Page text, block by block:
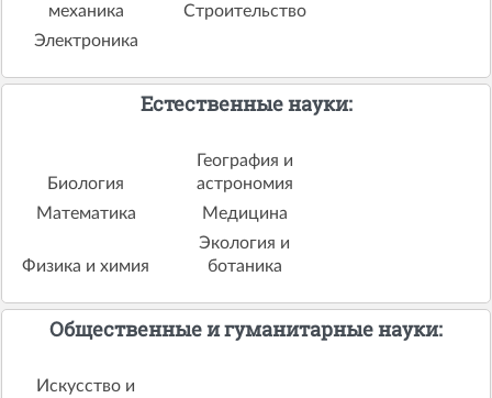
механика
Строительство
Электроника
Естественные науки:
Биология
География и
астрономия
Математика
Медицина
Физика и химия
Экология и
ботаника
Общественные и гуманитарные науки:
Искусство и